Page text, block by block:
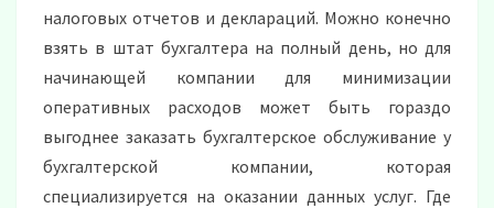
налоговых отчетов и деклараций. Можно конечно
взять в штат бухгалтера на полный день, но для
начинающей компании для минимизации
оперативных расходов может быть гораздо
выгоднее заказать бухгалтерское обслуживание у
бухгалтерской компании, которая
специализируется на оказании данных услуг. Где